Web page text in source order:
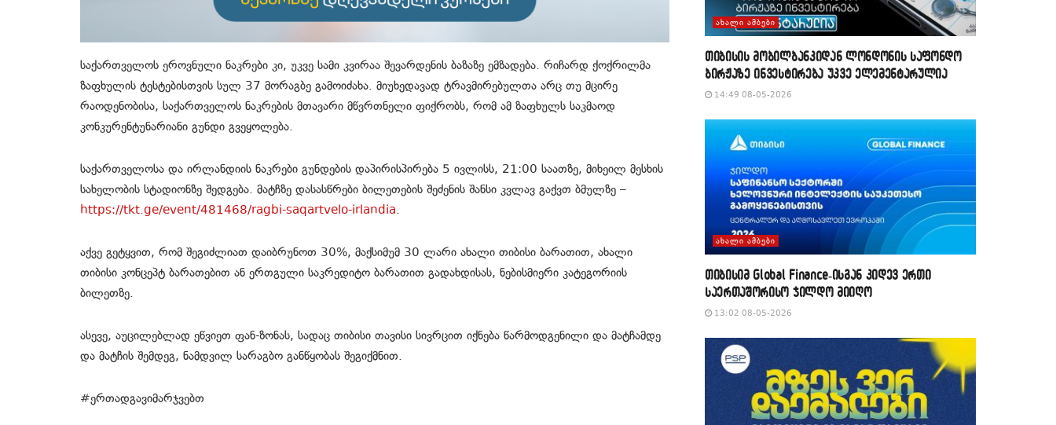
საქართველოს ეროვნული ნაკრები კი, უკვე სამი კვირაა შევარდენის ბაზაზე ემზადება. რიჩარდ ქოქრილმა
ზაფხულის ტესტებისთვის სულ 37 მორაგბე გამოიძახა. მიუხედავად ტრავმირებულთა არც თუ მცირე
რაოდენობისა, საქართველოს ნაკრების მთავარი მწვრთნელი ფიქრობს, რომ ამ ზაფხულს საკმაოდ
კონკურენტუნარიანი გუნდი გვეყოლება.
საქართველოსა და ირლანდიის ნაკრები გუნდების დაპირისპირება 5 ივლისს, 21:00 საათზე, მიხეილ მესხის
სახელობის სტადიონზე შედგება. მატჩზე დასასწრები ბილეთების შეძენის შანსი კვლავ გაქვთ ბმულზე –
https://tkt.ge/event/481468/ragbi-saqartvelo-irlandia.
აქვე გეტყვით, რომ შეგიძლიათ დაიბრუნოთ 30%, მაქსიმუმ 30 ლარი ახალი თიბისი ბარათით, ახალი
თიბისი კონცეპტ ბარათებით ან ერთგული საკრედიტო ბარათით გადახდისას, ნებისმიერი კატეგორიის
ბილეთზე.
ასევე, აუცილებლად ეწვიეთ ფან-ზონას, სადაც თიბისი თავისი სივრცით იქნება წარმოდგენილი და მატჩამდე
და მატჩის შემდეგ, ნამდვილ სარაგბო განწყობას შეგიქმნით.
#ერთადგავიმარჯვებთ
ᲐᲮᲐᲚᲘ ᲐᲛᲑᲔᲑᲘ
თიბისის მობილბანკიდან ლონდონის საფონდო
ბირჟაზე ინვესტირება უკვე ელემენტარულია
14:49 08-05-2026
ᲐᲮᲐᲚᲘ ᲐᲛᲑᲔᲑᲘ
თიბისიმ Global Finance-ისგან კიდევ ერთი
საერთაშორისო ჯილდო მიიღო
13:02 08-05-2026